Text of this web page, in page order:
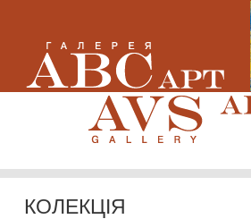
КОЛЕКЦІЯ